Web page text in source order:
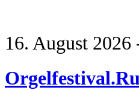
16. August